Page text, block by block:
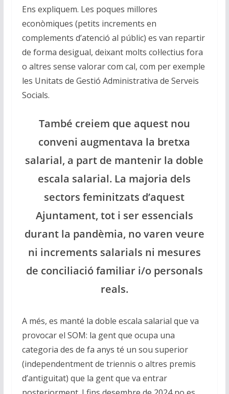
Ens expliquem. Les poques millores
econòmiques (petits increments en
complements d’atenció al públic) es van repartir
de forma desigual, deixant molts col·lectius fora
o altres sense valorar com cal, com per exemple
les Unitats de Gestió Administrativa de Serveis
Socials.
També creiem que aquest nou
conveni augmentava la bretxa
salarial, a part de mantenir la doble
escala salarial. La majoria dels
sectors feminitzats d’aquest
Ajuntament, tot i ser essencials
durant la pandèmia, no varen veure
ni increments salarials ni mesures
de conciliació familiar i/o personals
reals.
A més, es manté la doble escala salarial que va
provocar el SOM: la gent que ocupa una
categoria des de fa anys té un sou superior
(independentment de triennis o altres premis
d’antiguitat) que la gent que va entrar